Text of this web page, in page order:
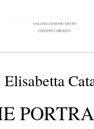
Elisabetta